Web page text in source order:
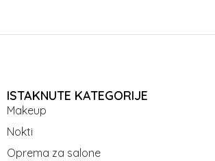
ISTAKNUTE KATEGORIJE
Makeup
Nokti
Oprema za salone